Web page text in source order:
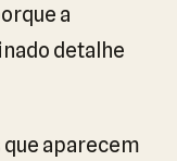
a
detalhe
aparecem